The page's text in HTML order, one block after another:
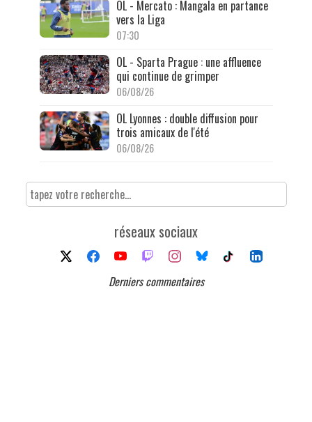
OL - Mercato : Mangala en partance
vers la Liga
07:30
OL - Sparta Prague : une affluence
qui continue de grimper
06/08/26
OL Lyonnes : double diffusion pour
trois amicaux de l'été
06/08/26
réseaux sociaux
Derniers commentaires